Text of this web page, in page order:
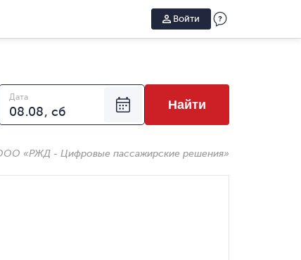
Войти
Дата
Найти
«РЖД - Цифровые пассажирские решения»